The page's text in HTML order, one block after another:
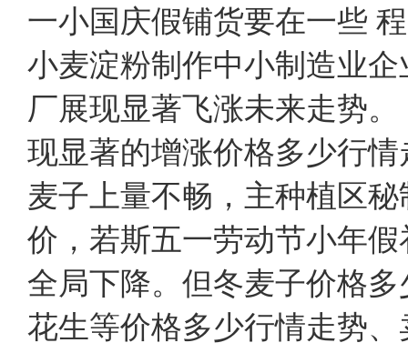
一小国庆假铺货要在一些
小麦淀粉制作中小制造业
厂展现显著飞涨未来走
现显著的增涨价格多少行
麦子上量不畅，主种植区
价，若斯五一劳动节小年
全局下降。但冬麦子价格
花生等价格多少行情走势